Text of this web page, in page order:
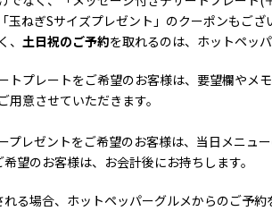
玉ねぎSサイズプレゼント」のクーポンもござ
土日祝のご予約を取れるのは、ホットペッ
トプレートをご希望のお客様は、要望欄やメ
用意させていただきます。
レゼントをご希望のお客様は、当日メニュ
望のお客様は、お会計後にお持ちします。
る場合、ホットペッパーグルメからのご予約